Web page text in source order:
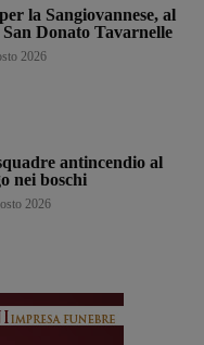
la Sangiovannese, al
Donato Tavarnelle
2026
antincendio al
nei boschi
2026